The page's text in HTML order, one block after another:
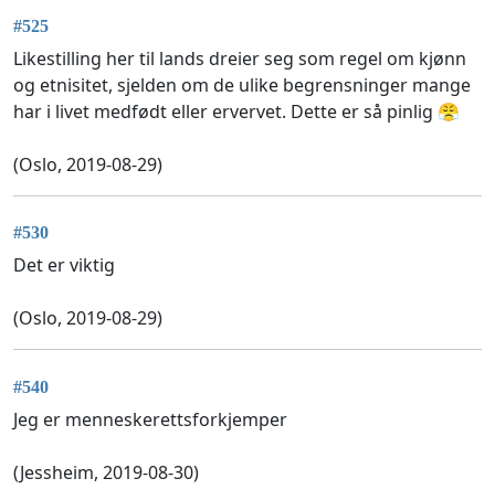
#525
Likestilling her til lands dreier seg som regel om kjønn
og etnisitet, sjelden om de ulike begrensninger mange
har i livet medfødt eller ervervet. Dette er så pinlig 😤
(Oslo, 2019-08-29)
#530
Det er viktig
(Oslo, 2019-08-29)
#540
Jeg er menneskerettsforkjemper
(Jessheim, 2019-08-30)